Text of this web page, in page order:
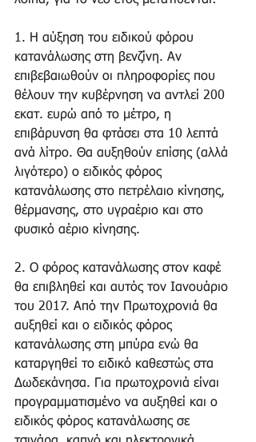
1. Η αύξηση του ειδικού φόρου
κατανάλωσης στη βενζίνη. Αν
επιβεβαιωθούν οι πληροφορίες που
θέλουν την κυβέρνηση να αντλεί 200
εκατ. ευρώ από το μέτρο, η
επιβάρυνση θα φτάσει στα 10 λεπτά
ανά λίτρο. Θα αυξηθούν επίσης (αλλά
λιγότερο) ο ειδικός φόρος
κατανάλωσης στο πετρέλαιο κίνησης,
θέρμανσης, στο υγραέριο και στο
φυσικό αέριο κίνησης.
2. Ο φόρος κατανάλωσης στον καφέ
θα επιβληθεί και αυτός τον Ιανουάριο
του 2017. Από την Πρωτοχρονιά θα
αυξηθεί και ο ειδικός φόρος
κατανάλωσης στη μπύρα ενώ θα
καταργηθεί το ειδικό καθεστώς στα
Δωδεκάνησα. Για πρωτοχρονιά είναι
προγραμματισμένο να αυξηθεί και ο
ειδικός φόρος κατανάλωσης σε